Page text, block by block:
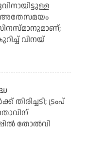
വിനയ്
തിരിച്ചടി; ട്രംപ്
തോല്‍വി